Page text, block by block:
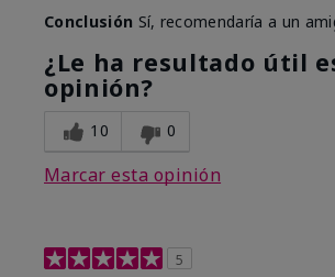
Conclusión Sí, recomendaría a un
¿Le ha resultado útil
opinión?
10 0
Marcar esta opinión
5